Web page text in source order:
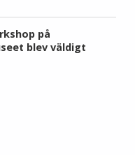
på
blev väldigt